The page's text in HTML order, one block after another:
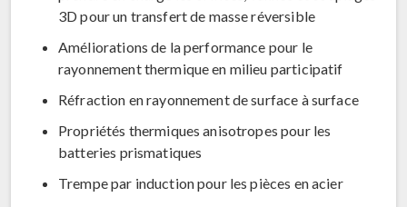
3D pour un transfert de masse réversible
Améliorations de la performance pour le
rayonnement thermique en milieu participatif
Réfraction en rayonnement de surface à surface
Propriétés thermiques anisotropes pour les
batteries prismatiques
Trempe par induction pour les pièces en acier